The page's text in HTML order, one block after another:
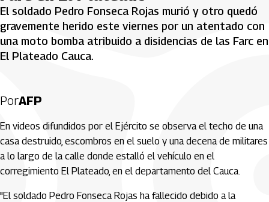
El soldado Pedro Fonseca Rojas murió y otro quedó
gravemente herido este viernes por un atentado con
una moto bomba atribuido a disidencias de las Farc en
El Plateado Cauca.
PorAFP
En videos difundidos por el Ejército se observa el techo de una
casa destruido, escombros en el suelo y una decena de militares
a lo largo de la calle donde estalló el vehículo en el
corregimiento El Plateado, en el departamento del Cauca.
"El soldado Pedro Fonseca Rojas ha fallecido debido a la